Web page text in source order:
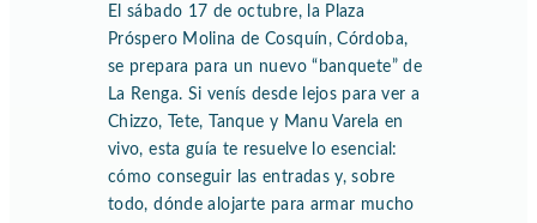
El sábado 17 de octubre, la Plaza
Próspero Molina de Cosquín, Córdoba,
se prepara para un nuevo “banquete” de
La Renga. Si venís desde lejos para ver a
Chizzo, Tete, Tanque y Manu Varela en
vivo, esta guía te resuelve lo esencial:
cómo conseguir las entradas y, sobre
todo, dónde alojarte para armar mucho